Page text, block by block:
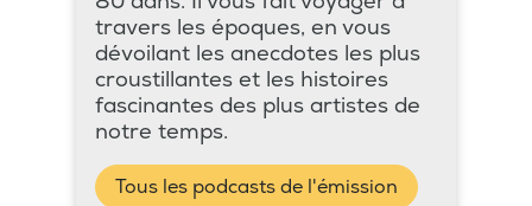
travers les époques, en vous
dévoilant les anecdotes les plus
croustillantes et les histoires
fascinantes des plus artistes de
notre temps.
Tous les podcasts de l'émission